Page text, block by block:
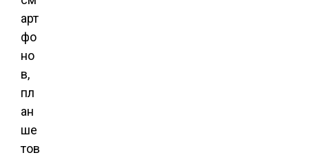
арт
фо
но
в,
пл
ан
ше
тов